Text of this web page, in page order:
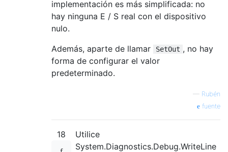
implementación es más simplificada: no
hay ninguna E / S real con el dispositivo
nulo.
Además, aparte de llamar
SetOut , no hay
forma de configurar el valor
predeterminado.
— Rubén
fuente
18
Utilice
System.Diagnostics.Debug.WriteLine